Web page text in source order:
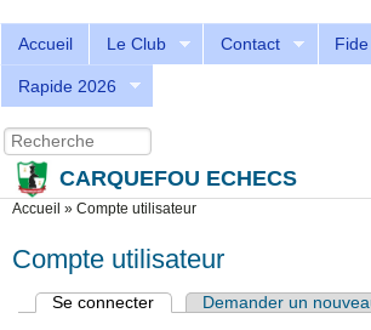
Accueil Le Club Contact
Rapide 2026
Formulaire de recherche
Recherche
CARQUEFOU ECHECS
Vous êtes ici
Accueil » Compte utilisateur
Compte utilisateur
Onglets principaux
Se connecter (onglet actif)Demander un